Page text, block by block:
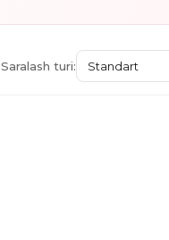
Saralash turi: